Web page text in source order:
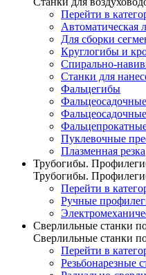
Перейти в
Автоматическая
Для сборки
Круглогибы и
Спирально-
Станки для
Фальцегибы
Пуклевочные
Плазменная резка
Трубогибы.
Трубогибы.
Перейти в
Ручные
Сверлильные станки
Сверлильные станки
Перейти в
Резьбонарезные